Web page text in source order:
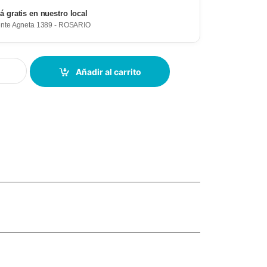
gratis en nuestro local
Agneta 1389 - ROSARIO
Añadir al carrito